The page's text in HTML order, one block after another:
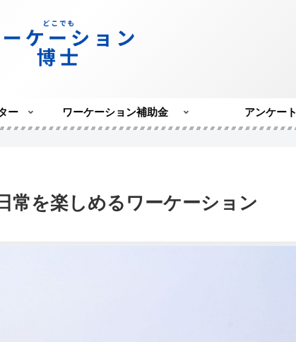
ー ワーケーション補助金 アンケート
常を楽しめるワーケーション